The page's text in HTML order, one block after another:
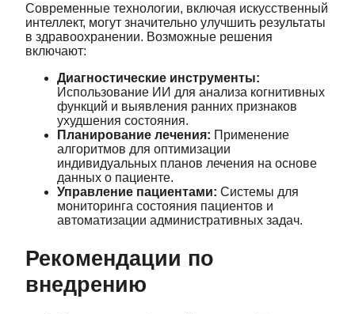
Современные технологии, включая искусственный
интеллект, могут значительно улучшить результаты
в здравоохранении. Возможные решения
включают:
Диагностические инструменты:
Использование ИИ для анализа когнитивных
функций и выявления ранних признаков
ухудшения состояния.
Планирование лечения: Применение
алгоритмов для оптимизации
индивидуальных планов лечения на основе
данных о пациенте.
Управление пациентами: Системы для
мониторинга состояния пациентов и
автоматизации административных задач.
Рекомендации по
внедрению